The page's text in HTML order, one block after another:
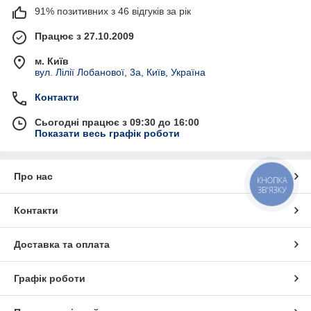
91% позитивних з 46 відгуків за рік
Працює з 27.10.2009
м. Київ
вул. Лілії Лобанової, 3а, Київ, Україна
Контакти
Сьогодні працює з 09:30 до 16:00
Показати весь графік роботи
Про нас
Контакти
Доставка та оплата
Графік роботи
КНОПКА
ЗВ'ЯЗКУ